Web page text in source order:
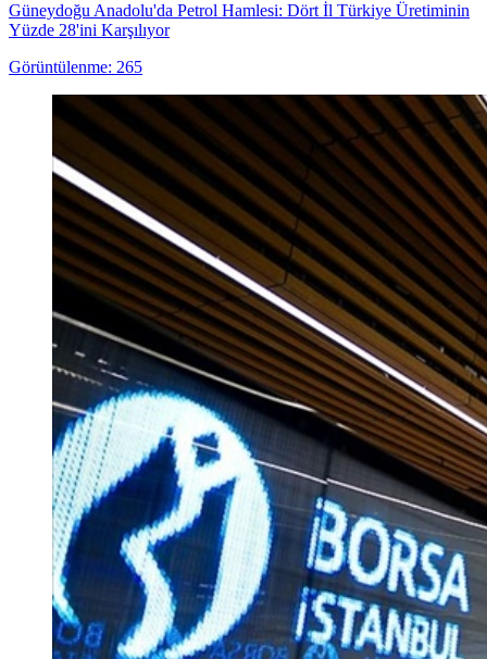
Güneydoğu Anadolu'da Petrol Hamlesi: Dört İl Türkiye Üretiminin
Yüzde 28'ini Karşılıyor
Görüntülenme: 265